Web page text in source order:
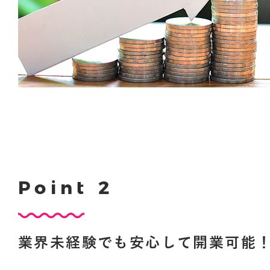
Po i n t 2
業界未経験でも 安心 し て開業可能